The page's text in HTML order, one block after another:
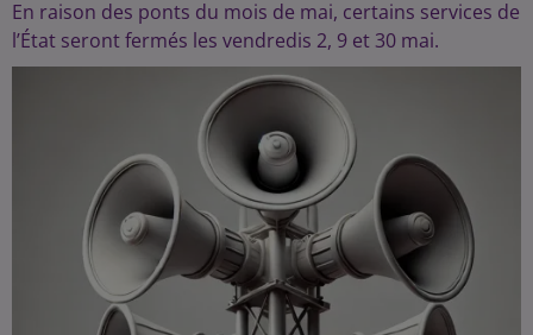
En raison des ponts du mois de mai, certains services de
l’État seront fermés les vendredis 2, 9 et 30 mai.